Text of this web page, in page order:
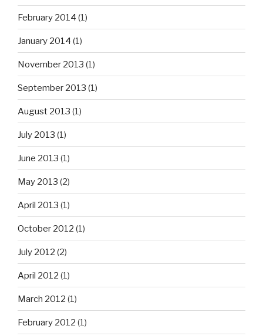
February 2014 (1)
January 2014 (1)
November 2013 (1)
September 2013 (1)
August 2013 (1)
July 2013 (1)
June 2013 (1)
May 2013 (2)
April 2013 (1)
October 2012 (1)
July 2012 (2)
April 2012 (1)
March 2012 (1)
February 2012 (1)